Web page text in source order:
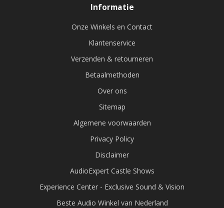
Informatie
Onze Winkels en Contact
Klantenservice
Verzenden & retourneren
Betaalmethoden
Over ons
Sitemap
Algemene voorwaarden
Privacy Policy
Disclaimer
AudioExpert Castle Shows
Experience Center - Exclusive Sound & Vision
Beste Audio Winkel van Nederland